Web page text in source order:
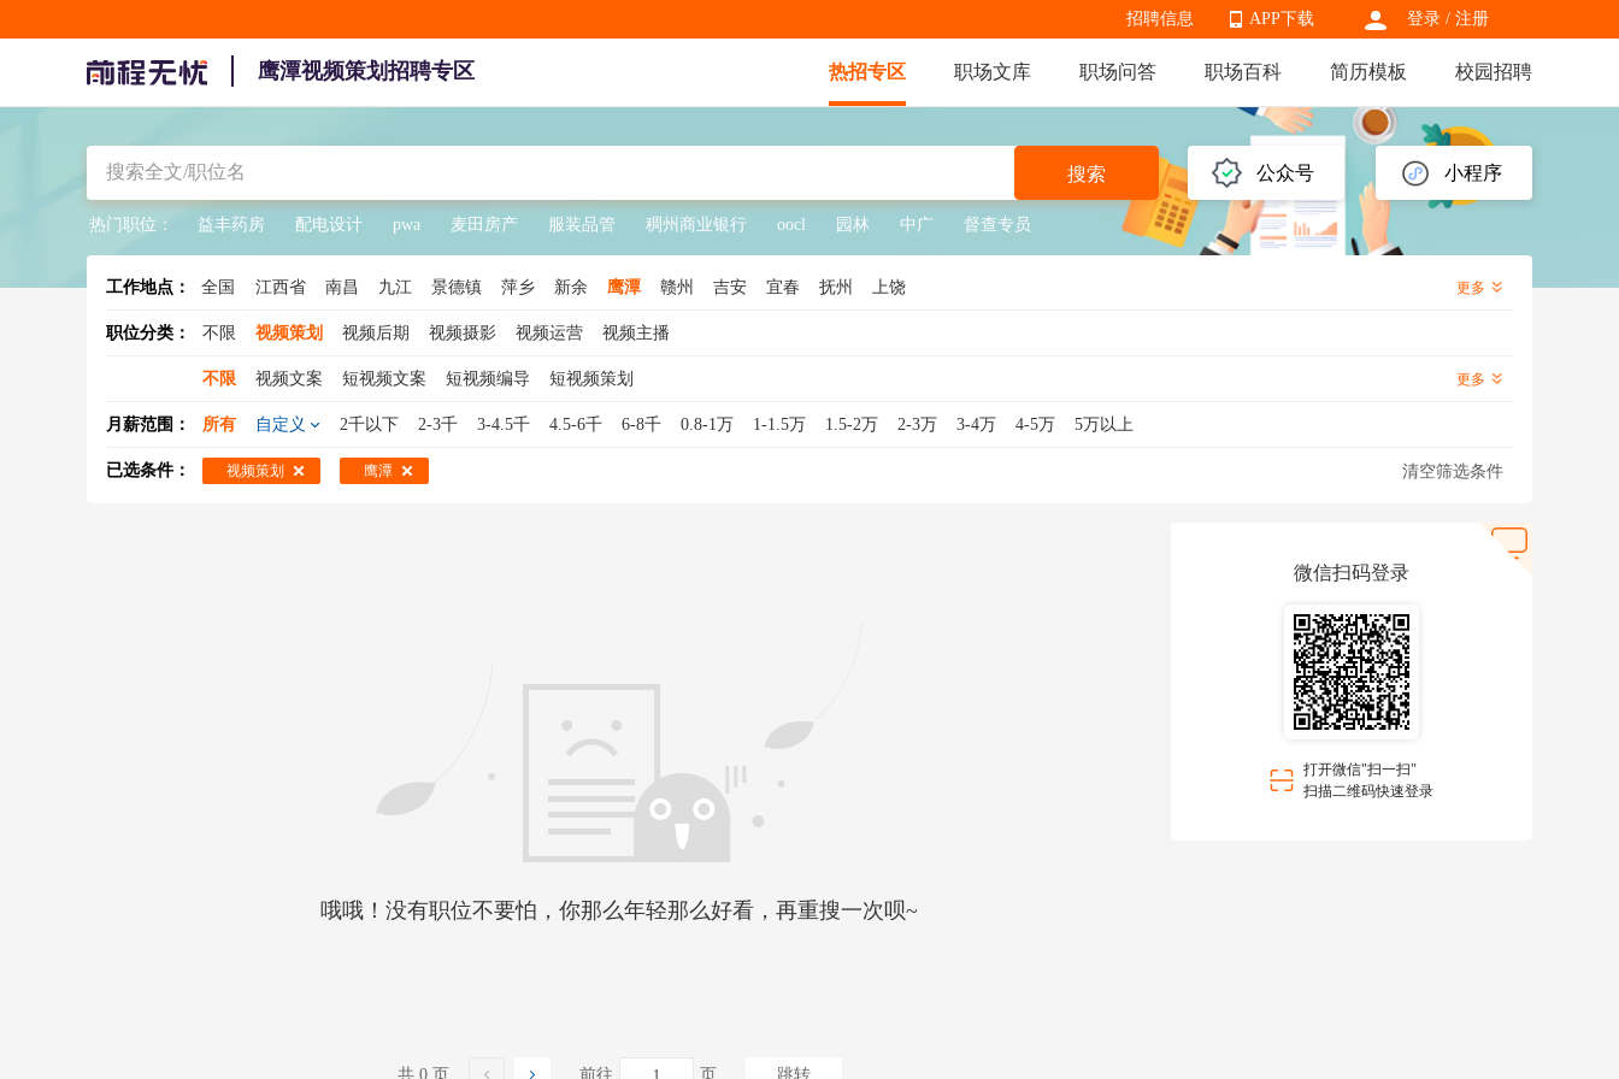
登录 / 注册
APP下载
APP下载
招聘信息
鹰潭视频策划招聘专区 热招专区 职场文库 职场问答 职场百科 简历模板 校园招聘
公众号 小程序
搜索
热门职位： 益丰药房 配电设计 pwa 麦田房产 服装品管 稠州商业银行 oocl 园林 中广 督查专员
工作地点： 全国 江西省 南昌 九江 景德镇 萍乡 新余 鹰潭 赣州 吉安 宜春 抚州 上饶 更多
职位分类： 不限 视频策划 视频后期 视频摄影 视频运营 视频主播
不限 视频文案 短视频文案 短视频编导 短视频策划 更多
月薪范围： 所有 自定义 2千以下 2-3千 3-4.5千 4.5-6千 6-8千 0.8-1万 1-1.5万 1.5-2万 2-3万 3-4万 4-5万 5万以上
已选条件： 视频策划 鹰潭 清空筛选条件
哦哦！没有职位不要怕，你那么年轻那么好看，再重搜一次呗~
共 0 页 前往 页 跳转
微信扫码登录
打开微信"扫一扫"
扫描二维码快速登录